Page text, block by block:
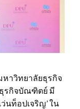
าวิทยาลัยธุรกิจ
รกิจบัณฑิตย์ มี
นท็อปเจริญ’ ใน